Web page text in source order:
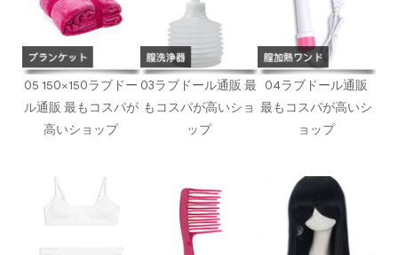
05 150×150ラブドー
ル通販 最もコスパが
高いショップ
03ラブドール通販 最
もコスパが高いショ
ップ
04ラブドール通販
最もコスパが高いシ
ョップ